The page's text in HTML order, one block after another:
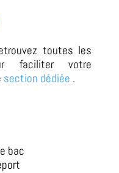
toutes les
faciliter votre
section dédiée .
bac